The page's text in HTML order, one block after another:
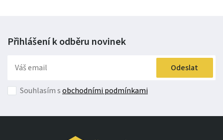
Přihlášení k odběru novinek
Odeslat
Souhlasím sobchodními podmínkami